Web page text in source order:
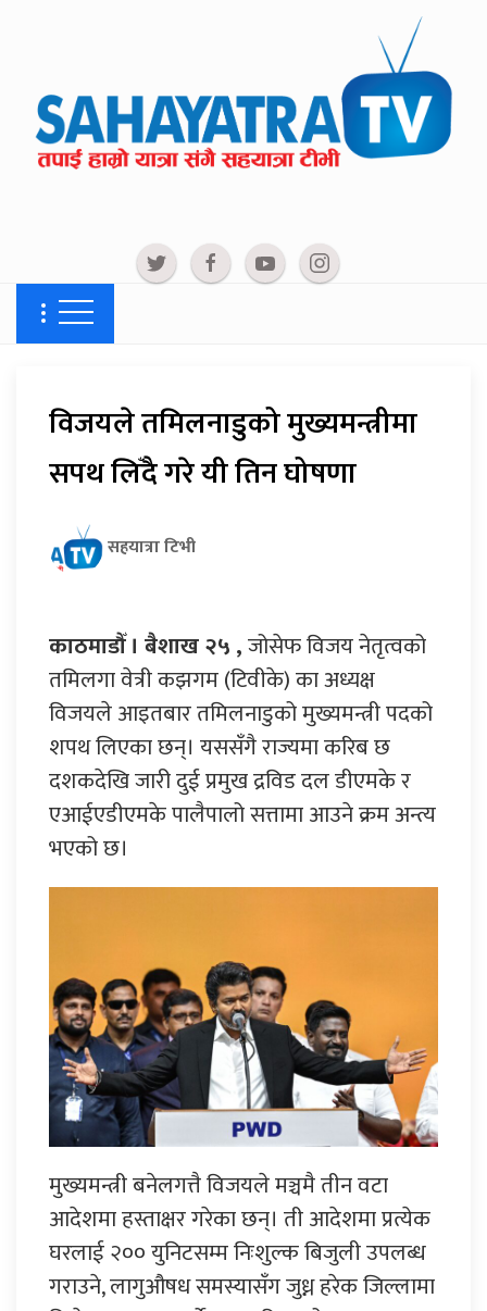
विजयले तमिलनाडुको मुख्यमन्त्रीमा
सपथ लिँदै गरे यी तिन घोषणा
सहयात्रा टिभी
काठमाडौँ । बैशाख २५ ,जोसेफ विजय नेतृत्वको
तमिलगा वेत्री कझगम (टिवीके) का अध्यक्ष
विजयले आइतबार तमिलनाडुको मुख्यमन्त्री पदको
शपथ लिएका छन्। यससँगै राज्यमा करिब छ
दशकदेखि जारी दुई प्रमुख द्रविड दल डीएमके र
एआईएडीएमके पालैपालो सत्तामा आउने क्रम अन्त्य
भएको छ।
मुख्यमन्त्री बनेलगत्तै विजयले मञ्चमै तीन वटा
आदेशमा हस्ताक्षर गरेका छन्। ती आदेशमा प्रत्येक
घरलाई २०० युनिटसम्म निःशुल्क बिजुली उपलब्ध
गराउने, लागुऔषध समस्यासँग जुध्न हरेक जिल्लामा